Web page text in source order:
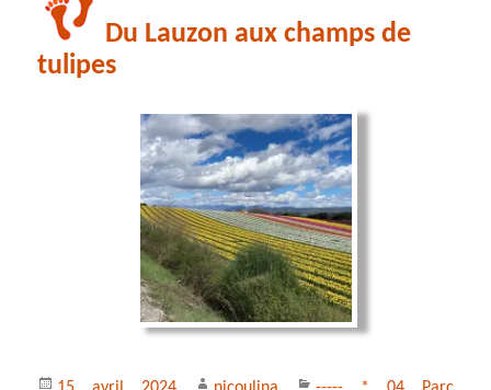
Du Lauzon aux champs de
tulipes
Publié
Auteur Catégories